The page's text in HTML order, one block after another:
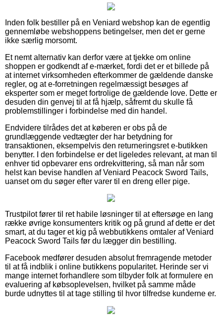
Inden folk bestiller på en Veniard webshop kan de egentlig
gennemløbe webshoppens betingelser, men det er gerne
ikke særlig morsomt.
Et nemt alternativ kan derfor være at tjekke om online
shoppen er godkendt af e-mærket, fordi det er et billede på
at internet virksomheden efterkommer de gældende danske
regler, og at e-forretningen regelmæssigt besøges af
eksperter som er meget fortrolige de gældende love. Dette er
desuden din genvej til at få hjælp, såfremt du skulle få
problemstillinger i forbindelse med din handel.
Endvidere tilrådes det at køberen er obs på de
grundlæggende vedtægter der har betydning for
transaktionen, eksempelvis den returneringsret e-butikken
benytter. I den forbindelse er det ligeledes relevant, at man til
enhver tid opbevarer ens ordrekvittering, så man når som
helst kan bevise handlen af Veniard Peacock Sword Tails,
uanset om du søger efter varer til en dreng eller pige.
Trustpilot fører til ret habile løsninger til at eftersøge en lang
række øvrige konsumenters kritik og på grund af dette er det
smart, at du tager et kig på webbutikkens omtaler af Veniard
Peacock Sword Tails før du lægger din bestilling.
Facebook medfører desuden absolut fremragende metoder
til at få indblik i online butikkens popularitet. Herinde ser vi
mange internet forhandlere som tilbyder folk at formulere en
evaluering af købsoplevelsen, hvilket på samme måde
burde udnyttes til at tage stilling til hvor tilfredse kunderne er.